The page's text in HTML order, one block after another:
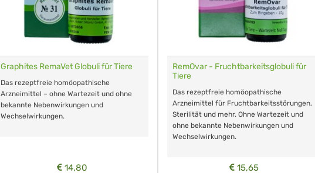
Graphites RemaVet Globuli für Tiere
Das rezeptfreie homöopathische
Arzneimittel – ohne Wartezeit und ohne
bekannte Nebenwirkungen und
Wechselwirkungen.
14,80
RemOvar - Fruchtbarkeitsglobuli für
Tiere
Das rezeptfreie homöopathische
Arzneimittel für Fruchtbarkeitsstörungen,
Sterilität und mehr. Ohne Wartezeit und
ohne bekannte Nebenwirkungen und
Wechselwirkungen.
15,65